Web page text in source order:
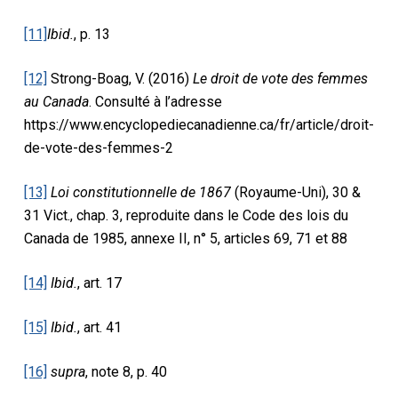
[11] Ibid., p. 13
[12] Strong-Boag, V. (2016) Le droit de vote des femmes
au Canada. Consulté à l’adresse
https://www.encyclopediecanadienne.ca/fr/article/droit-
de-vote-des-femmes-2
[13] Loi constitutionnelle de 1867(Royaume-Uni), 30 &
31 Vict., chap. 3, reproduite dans le Code des lois du
Canada de 1985, annexe II, n° 5, articles 69, 71 et 88
[14] Ibid., art. 17
[15] Ibid., art. 41
[16] supra, note 8, p. 40